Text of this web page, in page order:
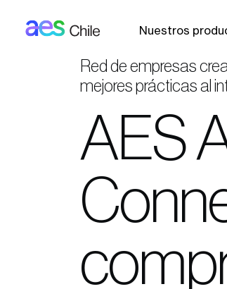
Nuestros
Red de empresas
mejores prácticas al
AES